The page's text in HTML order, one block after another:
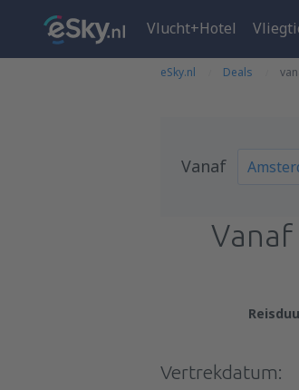
Vlucht+Hotel
eSky.nl Deals
Vanaf
Vanaf
Vertrekdatum: